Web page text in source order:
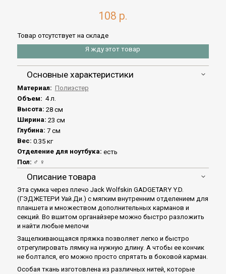
108 р.
Товар отсутствует на складе
Я жду этот товар
Основные характеристики
Материал: Полиэстер
Объем: 4 л.
Высота: 28 см
Ширина: 23 см
Глубина: 7 см
Вес: 0.35 кг
Отделение для ноутбука: есть
Пол: ♂ ♀
Описание товара
Эта сумка через плечо Jack Wolfskin GADGETARY Y.D.
(ГЭДЖЕТЕРИ Уай.Ди.) c мягким внутренним отделением для
планшета и множеством дополнительных карманов и
секций. Во вшитом органайзере можно быстро разложить
и найти любые мелочи
Защелкивающаяся пряжка позволяет легко и быстро
отрегулировать лямку на нужную длину. А чтобы ее кончик
не болтался, его можно просто спрятать в боковой карман.
Особая ткань изготовлена из различных нитей, которые